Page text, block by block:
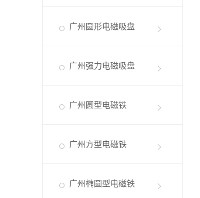
广州圆形电磁吸盘
广州强力电磁吸盘
广州圆型电磁铁
广州方型电磁铁
广州椭圆型电磁铁